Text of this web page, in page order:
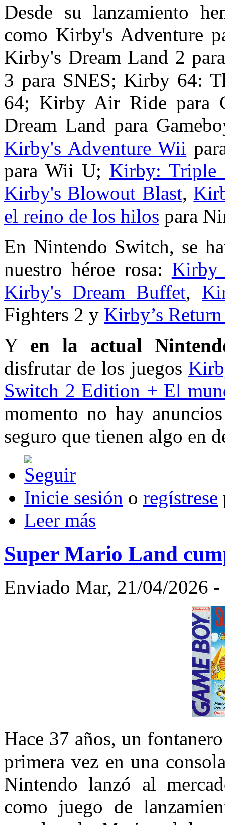
Desde su lanzamiento
como Kirby's Adventure
Kirby's Dream Land 2
3 para SNES; Kirby 64:
64; Kirby Air Ride para
Dream Land para
Kirby's Adventure Wii
para Wii U; Kirby: Triple
Kirby's Blowout Blast,
el reino de los hilos para
En Nintendo Switch, se
nuestro héroe rosa: Kirby
Kirby's Dream Buffet,
Fighters 2 y Kirby’s
Y en la actual
disfrutar de los juegos
Switch 2 Edition + El
momento no hay
seguro que tienen algo en
Inicie sesión o regístrese
Leer más
Super Mario Land
Enviado Mar, 21/04/2026
Hace 37 años, un
primera vez en una
Nintendo lanzó al
como juego de